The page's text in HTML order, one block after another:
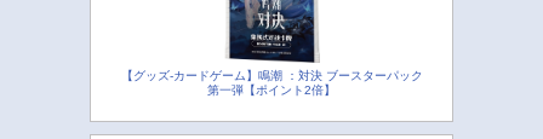
【グッズ-カードゲーム】鳴潮 ：対決 ブースターパック
第一弾【ポイント2倍】